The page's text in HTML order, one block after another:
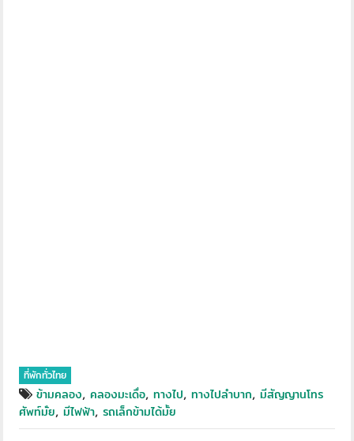
ที่พักทั่วไทย
ข้ามคลอง,คลองมะเดื่อ,ทางไป,ทางไปลำบาก,มีสัญญานโทร
ศัพท์มั่ย,มีไฟฟ้า,รถเล็กข้ามได้มั้ย